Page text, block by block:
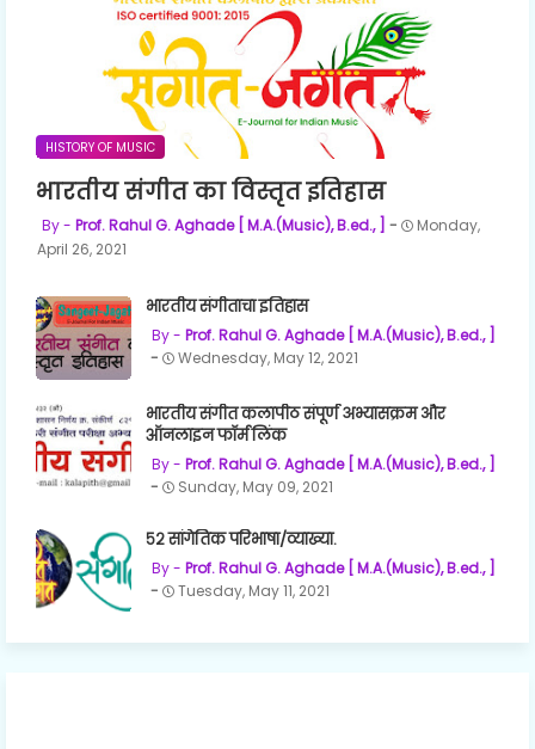
HISTORY OF MUSIC
भारतीय संगीत का विस्तृत इतिहास
Prof. Rahul G. Aghade [ M.A.(Music), B.ed., ]
Monday,
April 26, 2021
भारतीय संगीताचा इतिहास
Prof. Rahul G. Aghade [ M.A.(Music), B.ed., ]
Wednesday, May 12, 2021
भारतीय संगीत कलापीठ संपूर्ण अभ्यासक्रम और
ऑनलाइन फॉर्म लिंक
Prof. Rahul G. Aghade [ M.A.(Music), B.ed., ]
Sunday, May 09, 2021
५२ सांगेतिक परिभाषा/व्याख्या.
Prof. Rahul G. Aghade [ M.A.(Music), B.ed., ]
Tuesday, May 11, 2021